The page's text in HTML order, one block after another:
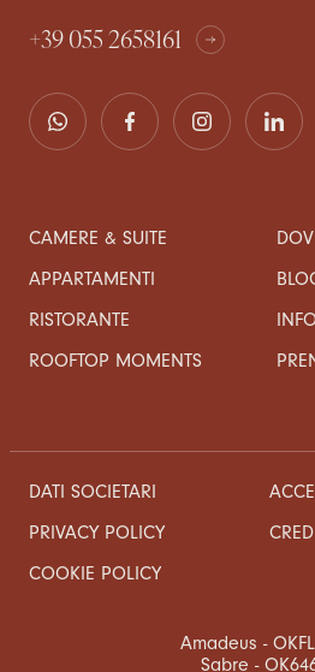
+39 055 2658161
CAMERE & SUITE
APPARTAMENTI
RISTORANTE
ROOFTOP MOMENTS
DATI SOCIETARI
PRIVACY POLICY
COOKIE POLICY
Amadeus -
Sabre -